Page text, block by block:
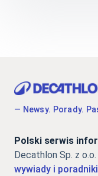
— Newsy. Porady.
Polski serwis
Decathlon Sp. z
wywiady i poradniki